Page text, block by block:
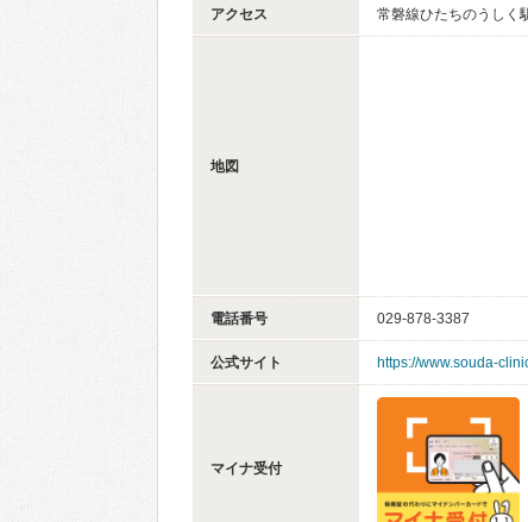
アクセス 常磐線ひたちのうしく
地図
電話番号 029-878-3387
公式サイト https://www.souda-
マイナ受付